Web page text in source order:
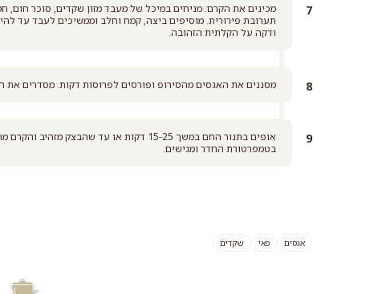
מכינים את הקרם: מניחים במיכל של מעבד מזון שקדים, סוכר
תערובת פירורית. מוסיפים ביצה, קמח וחלב וממשיכים לעבד עד
ודקה על הקלתית הזהובה.
מסננים את האגסים מהסירופ ופורסים לפרוסות דקות. מסדרים את
אופים בתנור החם במשך 15-25 דקות או עד
בטמפרטורת החדר ומגישים.
אגסים פאי שקדים